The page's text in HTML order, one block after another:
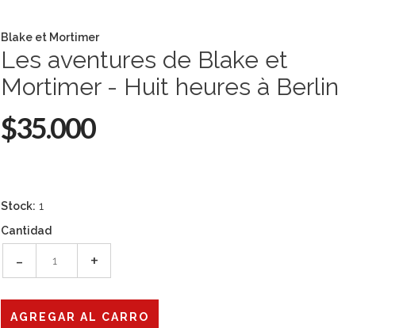
Blake et Mortimer
Les aventures de Blake et
Mortimer - Huit heures à Berlin
$35.000
Stock: 1
Cantidad
- +